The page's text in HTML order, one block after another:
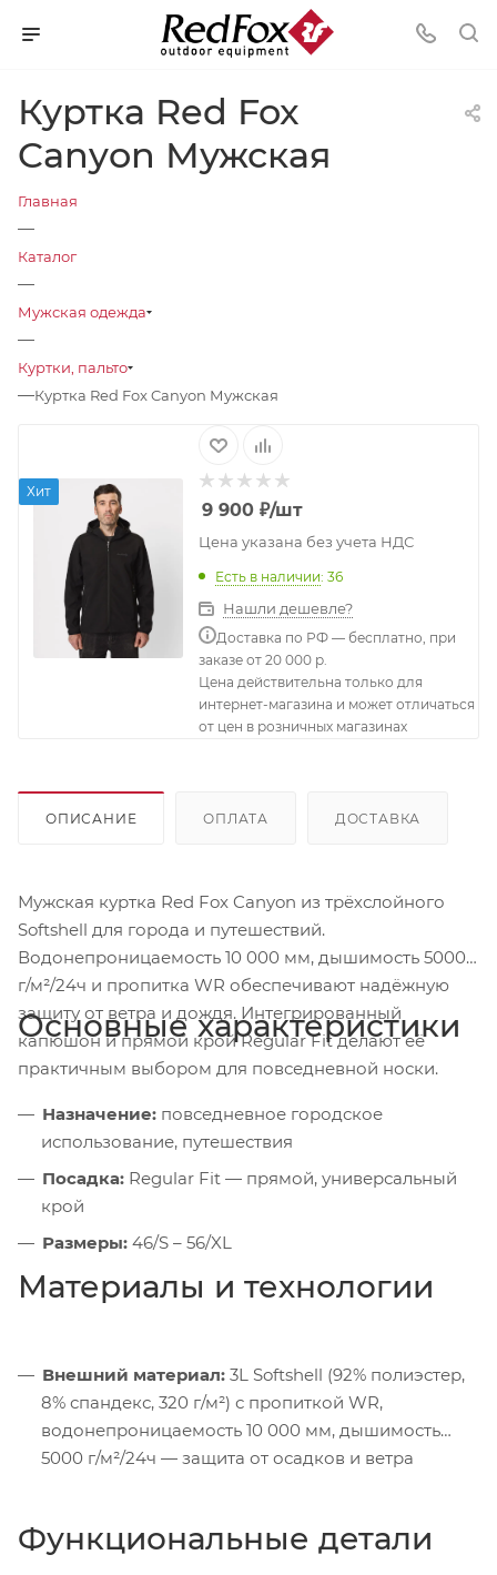
Куртка Red Fox
Canyon Мужская
Главная
—
Каталог
—
Мужская одежда
—
Куртки, пальто
—Куртка Red Fox Canyon Мужская
Хит
9 900₽/шт
Цена указана без учета НДС
Есть в наличии: 36
Нашли дешевле?
Доставка по РФ — бесплатно, при
заказе от 20 000 р.
Цена действительна только для
интернет-магазина и может отличаться
от цен в розничных магазинах
ОПИСАНИЕ ОПЛАТА ДОСТАВКА
Мужская куртка Red Fox Canyon из трёхслойного
Softshell для города и путешествий.
Водонепроницаемость 10 000 мм, дышимость 5000
г/м²/24ч и пропитка WR обеспечивают надёжную
защиту от ветра и дождя. Интегрированный
капюшон и прямой крой Regular Fit делают её
практичным выбором для повседневной носки.
Основные характеристики
Назначение: повседневное городское
использование, путешествия
Посадка: Regular Fit — прямой, универсальный
крой
Размеры: 46/S – 56/XL
Материалы и технологии
Внешний материал: 3L Softshell (92% полиэстер,
8% спандекс, 320 г/м²) с пропиткой WR,
водонепроницаемость 10 000 мм, дышимость
5000 г/м²/24ч — защита от осадков и ветра
Функциональные детали